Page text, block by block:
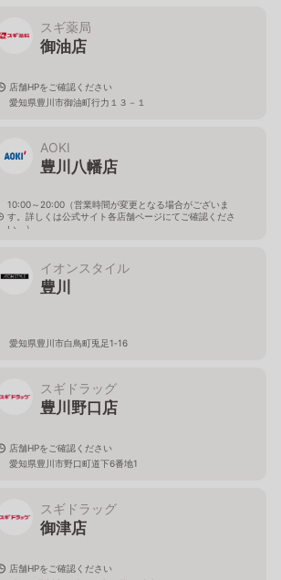
スギ薬局
御油店
店舗HPをご確認ください
愛知県豊川市御油町行力１３－１
AOKI
豊川八幡店
10:00～20:00（営業時間が変更となる場合がございま
す。詳しくは公式サイト各店舗ページにてご確認くださ
い。）
イオンスタイル
豊川
愛知県豊川市白鳥町兎足1‐16
スギドラッグ
豊川野口店
店舗HPをご確認ください
愛知県豊川市野口町道下6番地1
スギドラッグ
御津店
店舗HPをご確認ください